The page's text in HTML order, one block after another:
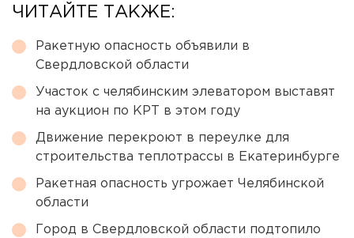
ЧИТАЙТЕ ТАКЖЕ:
Ракетную опасность объявили в
Свердловской области
Участок с челябинским элеватором выставят
на аукцион по КРТ в этом году
Движение перекроют в переулке для
строительства теплотрассы в Екатеринбурге
Ракетная опасность угрожает Челябинской
области
Город в Свердловской области подтопило